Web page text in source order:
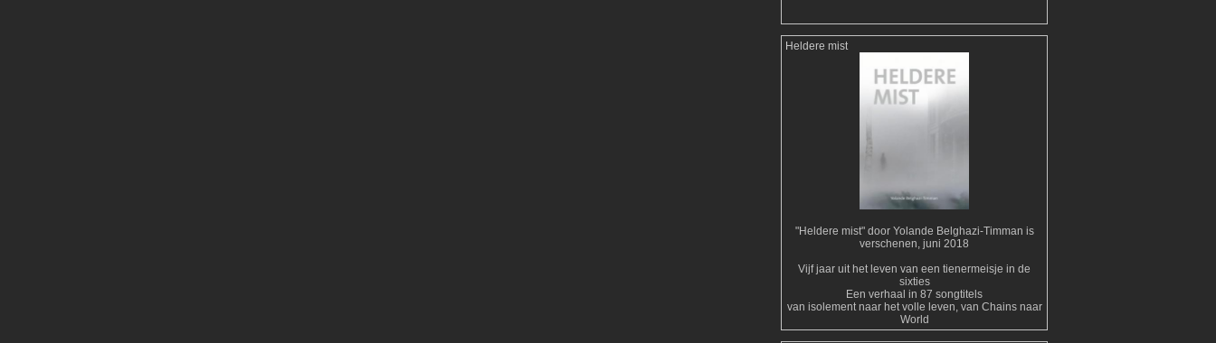
Heldere mist
"Heldere mist" door Yolande Belghazi-Timman is
verschenen, juni 2018
Vijf jaar uit het leven van een tienermeisje in de
sixties
Een verhaal in 87 songtitels
van isolement naar het volle leven, van Chains naar
World